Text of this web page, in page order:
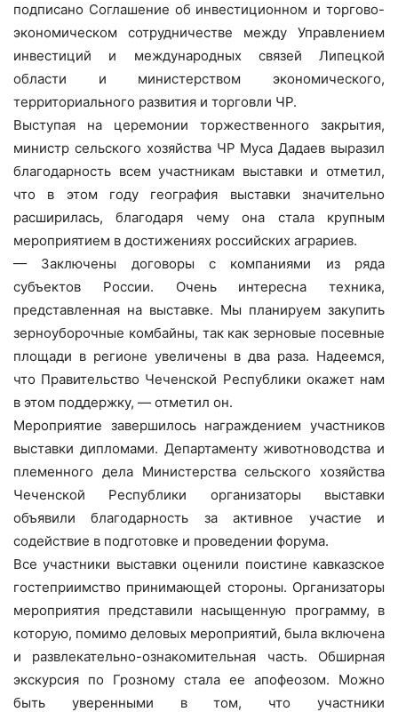
подписано Соглашение об инвестиционном и торгово-
экономическом сотрудничестве между Управлением
инвестиций и международных связей Липецкой
области и министерством экономического,
территориального развития и торговли ЧР.
Выступая на церемонии торжественного закрытия,
министр сельского хозяйства ЧР Муса Дадаев выразил
благодарность всем участникам выставки и отметил,
что в этом году география выставки значительно
расширилась, благодаря чему она стала крупным
мероприятием в достижениях российских аграриев.
— Заключены договоры с компаниями из ряда
субъектов России. Очень интересна техника,
представленная на выставке. Мы планируем закупить
зерноуборочные комбайны, так как зерновые посевные
площади в регионе увеличены в два раза. Надеемся,
что Правительство Чеченской Республики окажет нам
в этом поддержку, — отметил он.
Мероприятие завершилось награждением участников
выставки дипломами. Департаменту животноводства и
племенного дела Министерства сельского хозяйства
Чеченской Республики организаторы выставки
объявили благодарность за активное участие и
содействие в подготовке и проведении форума.
Все участники выставки оценили поистине кавказское
гостеприимство принимающей стороны. Организаторы
мероприятия представили насыщенную программу, в
которую, помимо деловых мероприятий, была включена
и развлекательно-ознакомительная часть. Обширная
экскурсия по Грозному стала ее апофеозом. Можно
быть уверенными в том, что участники